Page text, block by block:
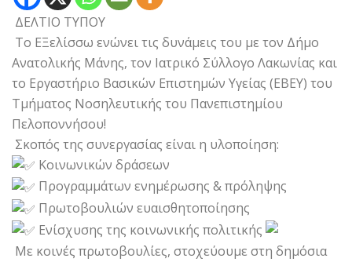
ΔΕΛΤΙΟ ΤΥΠΟΥ
Το ΕΞελίσσω ενώνει τις δυνάμεις του με τον Δήμο
Ανατολικής Μάνης, τον Ιατρικό Σύλλογο Λακωνίας και
το Εργαστήριο Βασικών Επιστημών Υγείας (ΕΒΕΥ) του
Τμήματος Νοσηλευτικής του Πανεπιστημίου
Πελοποννήσου!
Σκοπός της συνεργασίας είναι η υλοποίηση:
Κοινωνικών δράσεων
Προγραμμάτων ενημέρωσης & πρόληψης
Πρωτοβουλιών ευαισθητοποίησης
Ενίσχυσης της κοινωνικής πολιτικής
Με κοινές πρωτοβουλίες, στοχεύουμε στη δημόσια